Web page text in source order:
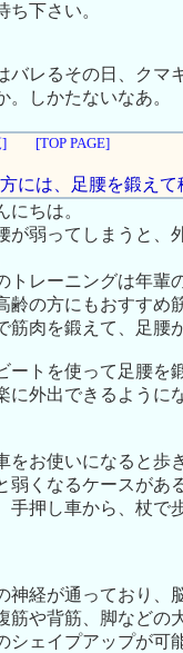
ち下さい。
バレるその日、クマ
。しかたないなあ
] [TOP PAGE]
には、足腰を鍛え
にちは。
が弱ってしまうと、
トレーニングは年輩
齢の方にもおすすめ
筋肉を鍛えて、足腰
ートを使って足腰を
に外出できるように
をお使いになると歩
弱くなるケースがあ
手押し車から、杖で
神経が通っており、
筋や背筋、脚などの
シェイプアップが可